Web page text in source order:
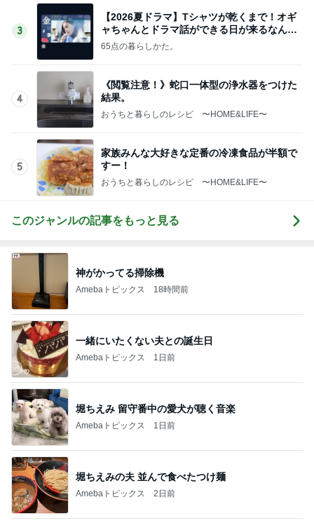
3
【2026夏ドラマ】Tシャツが乾くまで！オギ
ャちゃんとドラマ話ができる日が来るなん
て！
65点の暮らしかた。
4
《閲覧注意！》蛇口一体型の浄水器をつけた
結果。
おうちと暮らしのレシピ 〜HOME&LIFE〜
5
家族みんな大好きな定番の冷凍食品が半額で
すー！
おうちと暮らしのレシピ 〜HOME&LIFE〜
このジャンルの記事をもっと見る
神がかってる掃除機
Amebaトピックス 18時間前
一緒にいたくない夫との誕生日
Amebaトピックス 1日前
堀ちえみ 留守番中の愛犬が聴く音楽
Amebaトピックス 1日前
堀ちえみの夫 並んで食べたつけ麺
Amebaトピックス 2日前